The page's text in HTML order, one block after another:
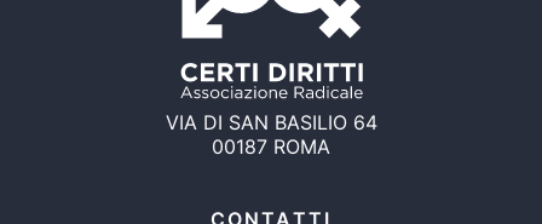
VIA DI SAN BASILIO 64
00187 ROMA
CONTATTI